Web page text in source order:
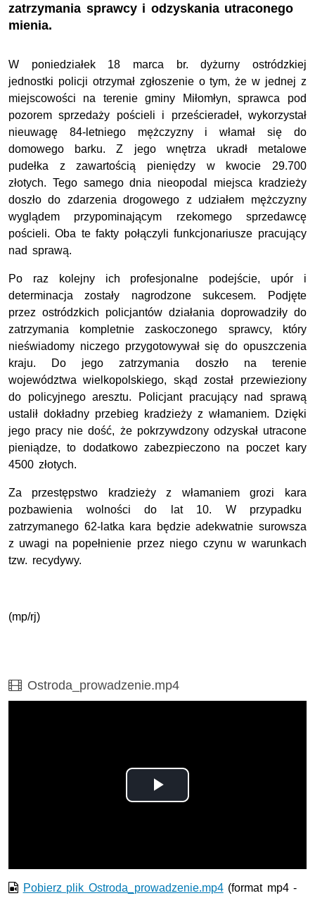
zatrzymania sprawcy i odzyskania utraconego
mienia.
W poniedziałek 18 marca br. dyżurny ostródzkiej
jednostki policji otrzymał zgłoszenie o tym, że w jednej z
miejscowości na terenie gminy Miłomłyn, sprawca pod
pozorem sprzedaży pościeli i prześcieradeł, wykorzystał
nieuwagę 84-letniego mężczyzny i włamał się do
domowego barku.
Z jego wnętrza ukradł metalowe
pudełka z zawartością pieniędzy w kwocie 29.700
złotych. Tego samego dnia nieopodal miejsca kradzieży
doszło do zdarzenia drogowego z udziałem mężczyzny
wyglądem przypominającym rzekomego sprzedawcę
pościeli. Oba te fakty połączyli funkcjonariusze pracujący
nad sprawą.
Po raz kolejny ich profesjonalne podejście, upór
i
determinacja zostały nagrodzone sukcesem. Podjęte
przez ostródzkich policjantów działania doprowadziły do
zatrzymania kompletnie zaskoczonego sprawcy, który
nieświadomy niczego przygotowywał się do opuszczenia
kraju. Do jego zatrzymania doszło na terenie
województwa wielkopolskiego, skąd został przewieziony
do policyjnego aresztu. Policjant pracujący nad sprawą
ustalił dokładny przebieg kradzieży z włamaniem. Dzięki
jego pracy nie dość, że pokrzywdzony odzyskał utracone
pieniądze, to dodatkowo zabezpieczono na poczet kary
4500 złotych.
Za przestępstwo kradzieży z włamaniem grozi kara
pozbawienia wolności do lat 10. W przypadku
zatrzymanego 62-latka kara będzie adekwatnie surowsza
z uwagi na popełnienie przez niego czynu w warunkach
tzw. recydywy.
(mp/rj)
Film
Ostroda_prowadzenie.mp4
Odtwórz
Pobierz plik Ostroda_prowadzenie.mp4(format mp4 -